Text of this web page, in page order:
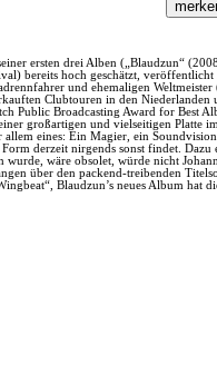
ersten drei Alben („Blaudzun“
bereits hoch geschätzt,
und ehemaligen
Clubtouren in den
Public Broadcasting Award for
großartigen und vielseitigen
eines: Ein Magier, ein
derzeit nirgends sonst findet.
wäre obsolet, würde nicht
über den packend-treibenden
Blaudzun’s neues Album hat